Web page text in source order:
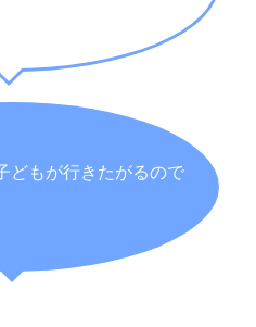
どもが行きたがるので